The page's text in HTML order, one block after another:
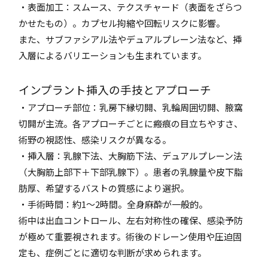
・表面加工：スムース、テクスチャード（表面をざらつ
かせたもの）。カプセル拘縮や回転リスクに影響。
また、サブファシアル法やデュアルプレーン法など、挿
入層によるバリエーションも生まれています。
インプラント挿入の手技とアプローチ
・アプローチ部位：乳房下縁切開、乳輪周囲切開、腋窩
切開が主流。各アプローチごとに瘢痕の目立ちやすさ、
術野の視認性、感染リスクが異なる。
・挿入層：乳腺下法、大胸筋下法、デュアルプレーン法
（大胸筋上部下＋下部乳腺下）。患者の乳腺量や皮下脂
肪厚、希望するバストの質感により選択。
・手術時間：約1～2時間。全身麻酔が一般的。
術中は出血コントロール、左右対称性の確保、感染予防
が極めて重要視されます。術後のドレーン使用や圧迫固
定も、症例ごとに適切な判断が求められます。